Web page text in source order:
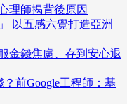
理師揭背後原因
以五感六覺打造亞洲
金錢焦慮、存到安心退
前Google工程師：基